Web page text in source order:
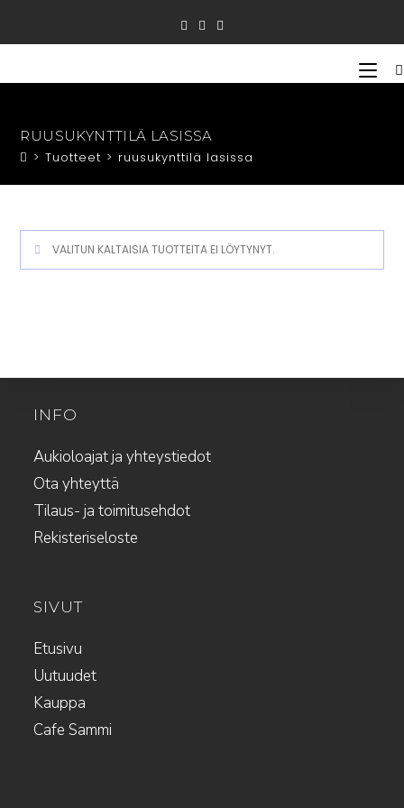
RUUSUKYNTTILÄ LASISSA
> Tuotteet > ruusukynttilä lasissa
VALITUN KALTAISIA TUOTTEITA EI LÖYTYNYT.
INFO
Aukioloajat ja yhteystiedot
Ota yhteyttä
Tilaus- ja toimitusehdot
Rekisteriseloste
SIVUT
Etusivu
Uutuudet
Kauppa
Cafe Sammi